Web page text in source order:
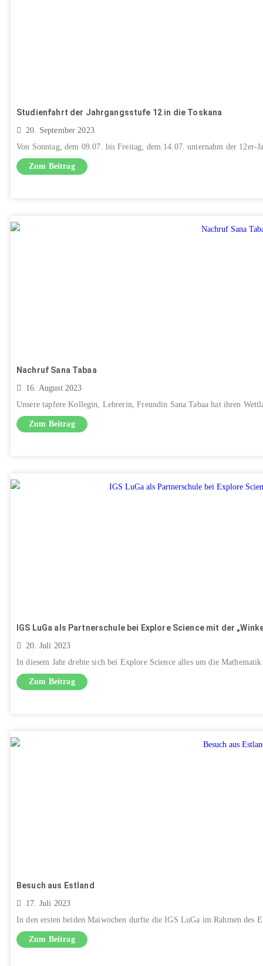
Studienfahrt der Jahrgangsstufe 12 in die Toskana
20. September 2023
Von Sonntag, dem 09.07. bis Freitag, dem 14.07. unternahm der 12er-
Zum Beitrag
Nachruf Sana Tabaa
16. August 2023
Unsere tapfere Kollegin, Lehrerin, Freundin Sana Tabaa hat ihren
Zum Beitrag
IGS LuGa als Partnerschule bei Explore Science mit der
20. Juli 2023
In diesem Jahr drehte sich bei Explore Science alles um die
Zum Beitrag
Besuch aus Estland
17. Juli 2023
In den ersten beiden Maiwochen durfte die IGS LuGa im Rahmen des
Zum Beitrag